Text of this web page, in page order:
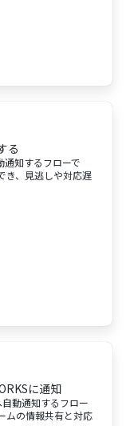
る
通知するフローで
き、見逃しや対応遅
に通知
動通知するフロー
ムの情報共有と対応